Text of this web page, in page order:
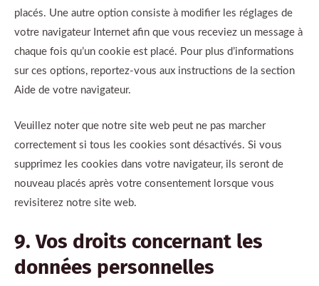
placés. Une autre option consiste à modifier les réglages de
votre navigateur Internet afin que vous receviez un message à
chaque fois qu’un cookie est placé. Pour plus d’informations
sur ces options, reportez-vous aux instructions de la section
Aide de votre navigateur.
Veuillez noter que notre site web peut ne pas marcher
correctement si tous les cookies sont désactivés. Si vous
supprimez les cookies dans votre navigateur, ils seront de
nouveau placés après votre consentement lorsque vous
revisiterez notre site web.
9. Vos droits concernant les
données personnelles